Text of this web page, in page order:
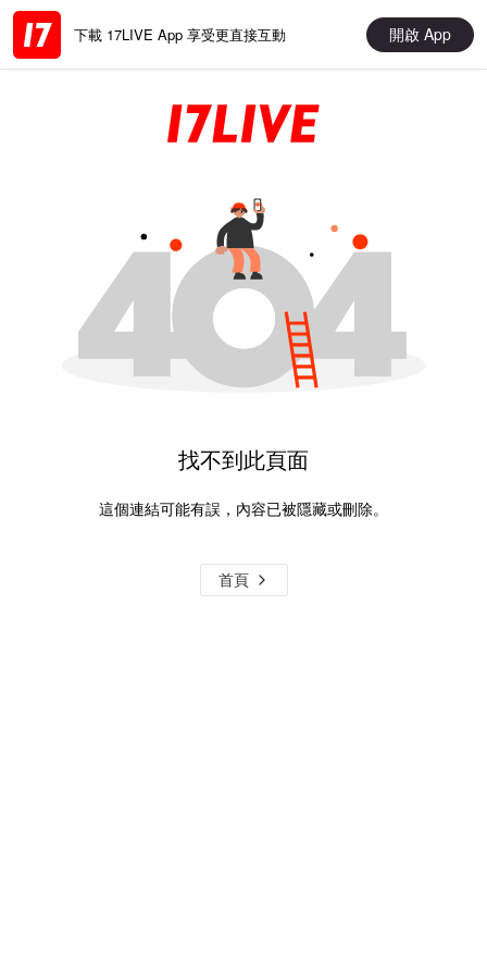
下載 17LIVE App 享受更直接互動 開啟 App
找不到此頁面
這個連結可能有誤，內容已被隱藏或刪除。
首頁